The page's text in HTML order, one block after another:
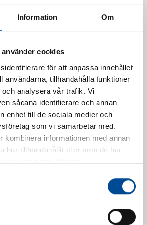
Information Om
cookies
för att anpassa innehållet
användarna, tillhandahålla funktioner
analysera vår trafik. Vi
sådana identifierare och annan
enhet till de sociala medier och
som vi samarbetar med.
kombinera informationen med annan
har tillhandahållit eller som de har
använt deras tjänster.
Tapetlist Vit 25 x 25 mm